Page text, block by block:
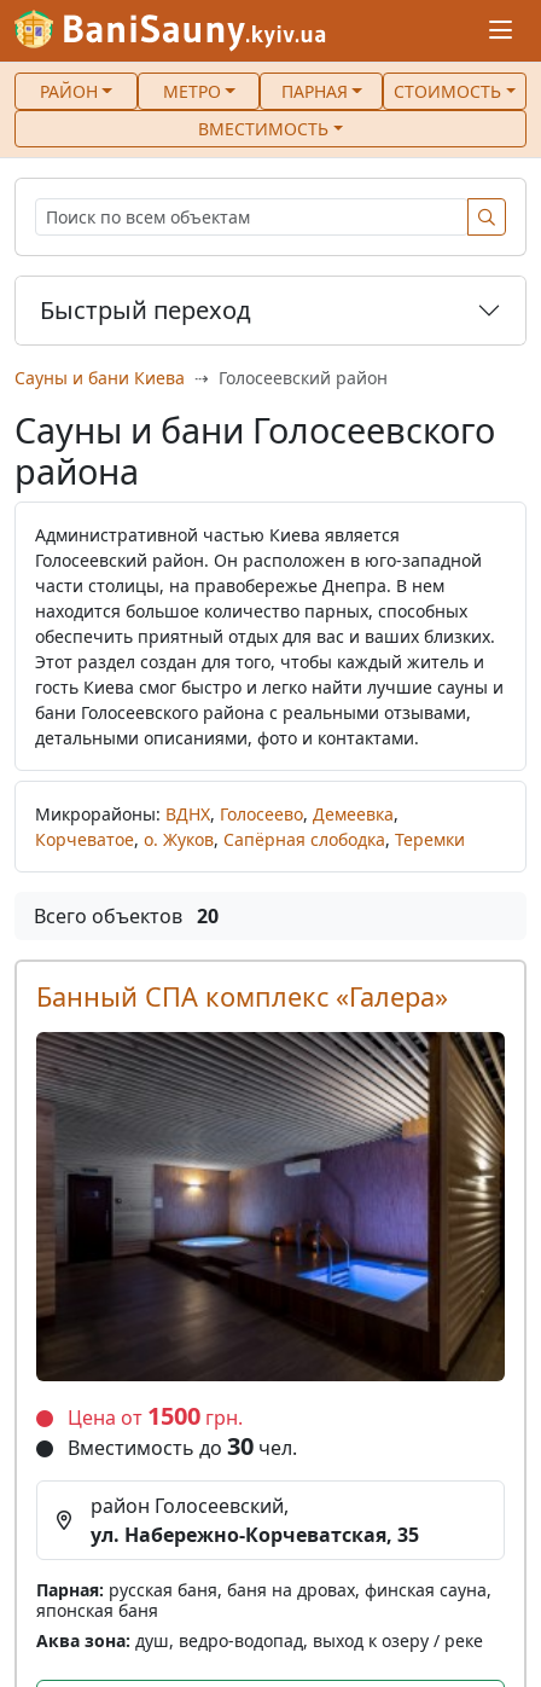
РАЙОН МЕТРО ПАРНАЯ
СТОИМОСТЬ
ВМЕСТИМОСТЬ
Сауны и бани Киева Голосеевский район
Сауны и бани Голосеевского
района
Административной частью Киева является
Голосеевский район. Он расположен в юго-западной
части столицы, на правобережье Днепра. В нем
находится большое количество парных, способных
обеспечить приятный отдых для вас и ваших близких.
Этот раздел создан для того, чтобы каждый житель и
гость Киева смог быстро и легко найти лучшие сауны и
бани Голосеевского района с реальными отзывами,
детальными описаниями, фото и контактами.
Микрорайоны: ВДНХ, Голосеево, Демеевка,
Корчеватое, о. Жуков, Сапёрная слободка, Теремки
Всего объектов 20
Банный СПА комплекс «Галера»
Цена от 1500 грн.
Вместимость до 30 чел.
район Голосеевский,
ул. Набережно-Корчеватская, 35
Парная: русская баня, баня на дровах, финская сауна,
японская баня
Аква зона: душ, ведро-водопад, выход к озеру / реке
Быстрый переход